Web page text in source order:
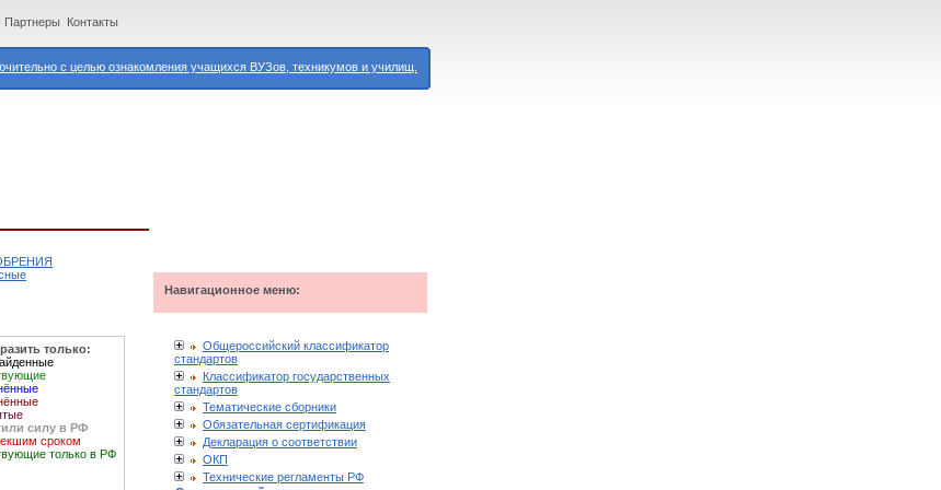
с целью ознакомления учащихся ВУЗов, техникумов и училищ.
Партнеры Контакты
только:
силу в РФ
сроком
только в РФ
Навигационное меню:
Общероссийский классификатор
стандартов
Классификатор государственных
стандартов
Тематические сборники
Обязательная сертификация
Декларация о соответствии
ОКП
Технические регламенты РФ